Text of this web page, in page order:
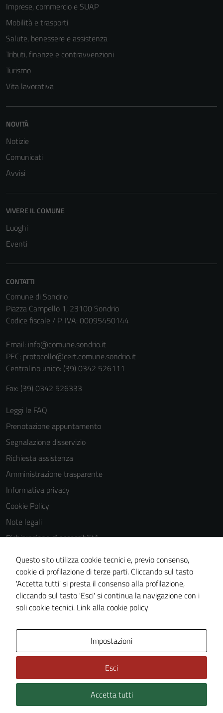
Imprese, commercio e SUAP
Mobilità e trasporti
Salute, benessere e assistenza
Tributi, finanze e contravvenzioni
Turismo
Vita lavorativa
NOVITÀ
Notizie
Comunicati
Avvisi
VIVERE IL COMUNE
Luoghi
Eventi
CONTATTI
Comune di Sondrio
Piazza Campello 1, 23100 Sondrio
Codice fiscale / P. IVA: 00095450144
Email: info@comune.sondrio.it
PEC: protocollo@cert.comune.sondrio.it
Centralino unico: (39) 0342 526111
Fax: (39) 0342 526333
Leggi le FAQ
Prenotazione appuntamento
Segnalazione disservizio
Richiesta assistenza
Amministrazione trasparente
Informativa privacy
Cookie Policy
Note legali
Dichiarazione di accessibilità
Dichiarazione di accessibilità Servizi
Whistleblowing
Piano di miglioramento del sito
Area riservata
Technical Design s.r.l.
Questo sito utilizza cookie tecnici e, previo consenso,
cookie di profilazione di terze parti. Cliccando sul tasto
'Accetta tutti' si presta il consenso alla profilazione,
cliccando sul tasto 'Esci' si continua la navigazione con i
soli cookie tecnici. Link alla cookie policy
Impostazioni
Esci
Accetta tutti
personali.